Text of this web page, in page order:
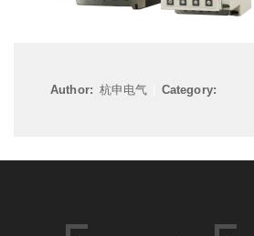
Author: 杭申电气| Category: